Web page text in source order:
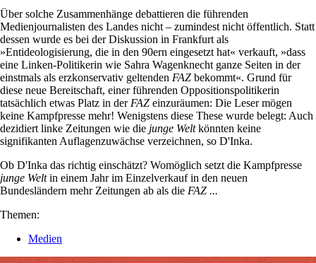
Über solche Zusammenhänge debattieren die führenden
Medienjournalisten des Landes nicht – zumindest nicht öffentlich. Statt
dessen wurde es bei der Diskussion in Frankfurt als
»Entideologisierung, die in den 90ern eingesetzt hat« verkauft, »dass
eine Linken-Politikerin wie Sahra Wagenknecht ganze Seiten in der
einstmals als erzkonservativ geltenden FAZ bekommt«. Grund für
diese neue Bereitschaft, einer führenden Oppositionspolitikerin
tatsächlich etwas Platz in der FAZ einzuräumen: Die Leser mögen
keine Kampfpresse mehr! Wenigstens diese These wurde belegt: Auch
dezidiert linke Zeitungen wie die junge Weltkönnten keine
signifikanten Auflagenzuwächse verzeichnen, so D'Inka.
Ob D'Inka das richtig einschätzt? Womöglich setzt die Kampfpresse
junge Weltin einem Jahr im Einzelverkauf in den neuen
Bundesländern mehr Zeitungen ab als die FAZ ...
Themen:
Medien